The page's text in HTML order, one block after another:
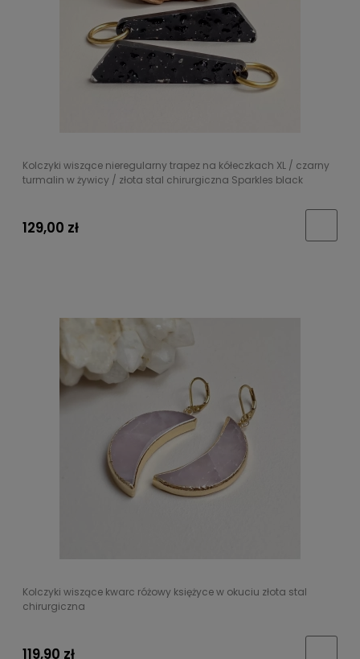
Kolczyki wiszące nieregularny trapez na kółeczkach XL / czarny
turmalin w żywicy / złota stal chirurgiczna Sparkles black
129,00 zł
Kolczyki wiszące kwarc różowy księżyce w okuciu złota stal
chirurgiczna
119,90 zł